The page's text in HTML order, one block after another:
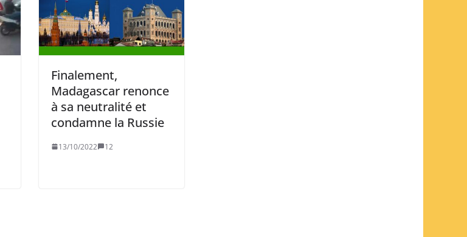
Finalement,
Madagascar renonce
à sa neutralité et
condamne la Russie
13/10/2022 12